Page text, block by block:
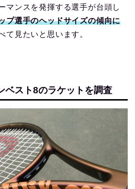
マンスを発揮する選手が台頭し
プ選手のヘッドサイズの傾向に
て見たいと思います。
ベスト8のラケットを調査